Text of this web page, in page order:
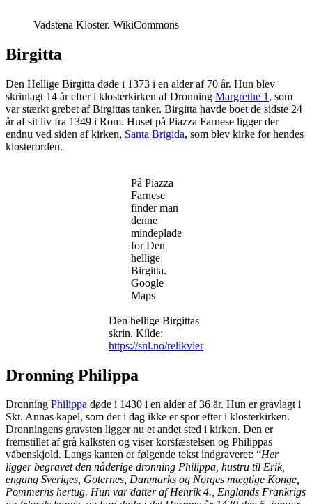
Vadstena Kloster. WikiCommons
Birgitta
Den Hellige Birgitta døde i 1373 i en alder af 70 år. Hun blev
skrinlagt 14 år efter i klosterkirken af Dronning Margrethe 1 , som
var stærkt grebet af Birgittas tanker. Birgitta havde boet de sidste 24
år af sit liv fra 1349 i Rom. Huset på Piazza Farnese ligger der
endnu ved siden af kirken, Santa Brigida, som blev kirke for hendes
klosterorden.
På Piazza
Farnese
finder man
denne
mindeplade
for Den
hellige
Birgitta.
Google
Maps
Den hellige Birgittas
skrin. Kilde:
https://snl.no/relikvier
Dronning Philippa
Dronning Philippa døde i 1430 i en alder af 36 år. Hun er gravlagt i
Skt. Annas kapel, som der i dag ikke er spor efter i klosterkirken.
Dronningens gravsten ligger nu et andet sted i kirken. Den er
fremstillet af grå kalksten og viser korsfæstelsen og Philippas
våbenskjold. Langs kanten er følgende tekst indgraveret: “Her
ligger begravet den nåderige dronning Philippa, hustru til Erik,
engang Sveriges, Goternes, Danmarks og Norges mægtige Konge,
Pommerns hertug. Hun var datter af Henrik 4., Englands Frankrigs